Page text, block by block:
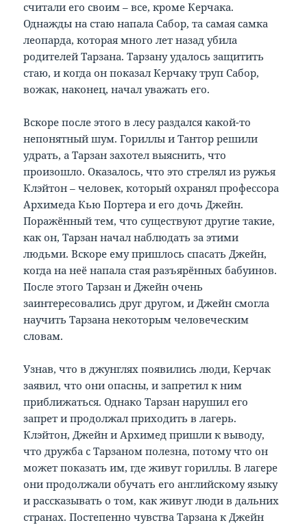
считали его своим – все, кроме Керчака.
Однажды на стаю напала Сабор, та самая самка
леопарда, которая много лет назад убила
родителей Тарзана. Тарзану удалось защитить
стаю, и когда он показал Керчаку труп Сабор,
вожак, наконец, начал уважать его.
Вскоре после этого в лесу раздался какой-то
непонятный шум. Гориллы и Тантор решили
удрать, а Тарзан захотел выяснить, что
произошло. Оказалось, что это стрелял из ружья
Клэйтон – человек, который охранял профессора
Архимеда Кью Портера и его дочь Джейн.
Поражённый тем, что существуют другие такие,
как он, Тарзан начал наблюдать за этими
людьми. Вскоре ему пришлось спасать Джейн,
когда на неё напала стая разъярённых бабуинов.
После этого Тарзан и Джейн очень
заинтересовались друг другом, и Джейн смогла
научить Тарзана некоторым человеческим
словам.
Узнав, что в джунглях появились люди, Керчак
заявил, что они опасны, и запретил к ним
приближаться. Однако Тарзан нарушил его
запрет и продолжал приходить в лагерь.
Клэйтон, Джейн и Архимед пришли к выводу,
что дружба с Тарзаном полезна, потому что он
может показать им, где живут гориллы. В лагере
они продолжали обучать его английскому языку
и рассказывать о том, как живут люди в дальних
странах. Постепенно чувства Тарзана к Джейн